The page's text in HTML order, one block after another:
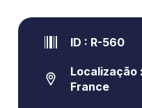
ID : R-560
Localização
France